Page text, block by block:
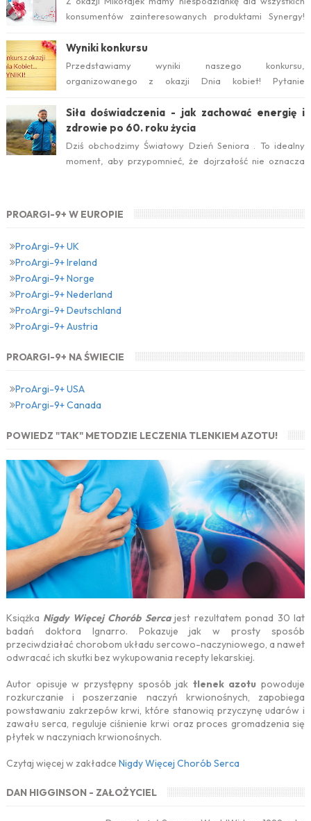
konsumentów zainteresowanych produktami Synergy!
Wyniki konkursu
Przedstawiamy wyniki naszego konkursu,
organizowanego z okazji Dnia kobiet! Pytanie
Siła doświadczenia - jak zachować energię i
zdrowie po 60. roku życia
Dziś obchodzimy Światowy Dzień Seniora . To idealny
moment, aby przypomnieć, że dojrzałość nie oznacza
PROARGI-9+ W EUROPIE
ProArgi-9+ UK
ProArgi-9+ Ireland
ProArgi-9+ Norge
ProArgi-9+ Nederland
ProArgi-9+ Deutschland
ProArgi-9+ Austria
PROARGI-9+ NA ŚWIECIE
ProArgi-9+ USA
ProArgi-9+ Canada
POWIEDZ "TAK" METODZIE LECZENIA TLENKIEM AZOTU!
Książka Nigdy Więcej Chorób Sercajest rezultatem ponad 30 lat
badań doktora Ignarro. Pokazuje jak w prosty sposób
przeciwdziałać chorobom układu sercowo-naczyniowego, a nawet
odwracać ich skutki bez wykupowania recepty lekarskiej.
Autor opisuje w przystępny sposób jak tlenek azotu powoduje
rozkurczanie i poszerzanie naczyń krwionośnych, zapobiega
powstawaniu zakrzepów krwi, które stanowią przyczynę udarów i
zawału serca, reguluje ciśnienie krwi oraz proces gromadzenia się
płytek w naczyniach krwionośnych.
Czytaj więcej w zakładce Nigdy Więcej Chorób Serca
DAN HIGGINSON - ZAŁOŻYCIEL